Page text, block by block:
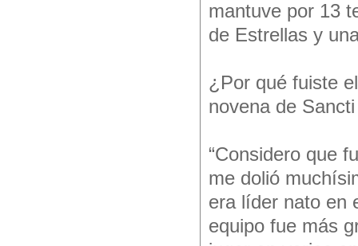
mantuve por 13
de Estrellas y
¿Por qué fuiste
novena de
“Considero que
me dolió
era líder nato en
equipo fue más